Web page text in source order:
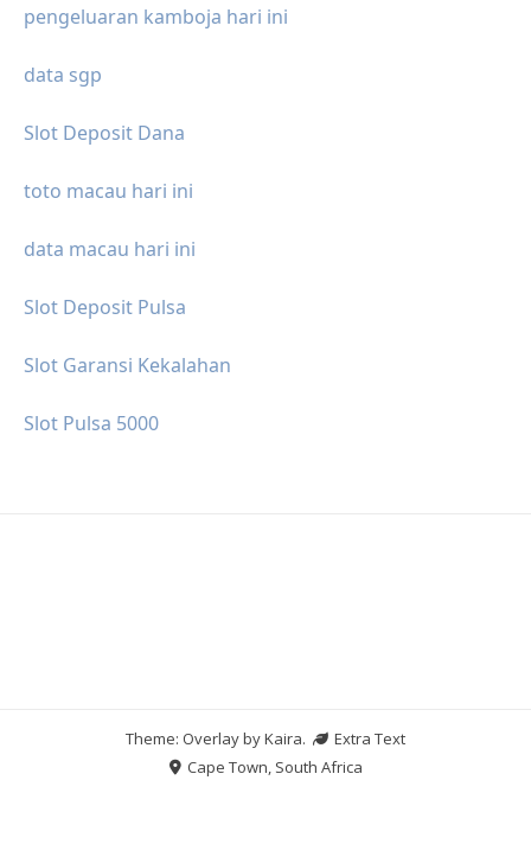
pengeluaran kamboja hari ini
data sgp
Slot Deposit Dana
toto macau hari ini
data macau hari ini
Slot Deposit Pulsa
Slot Garansi Kekalahan
Slot Pulsa 5000
Theme: Overlay byKaira.
Extra Text
Cape Town, South Africa